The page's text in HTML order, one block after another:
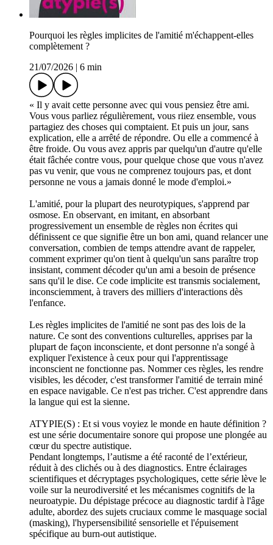
Pourquoi les règles implicites de l'amitié m'échappent-elles
complètement ?
21/07/2026
6 min
« Il y avait cette personne avec qui vous pensiez être ami.
Vous vous parliez régulièrement, vous riiez ensemble, vous
partagiez des choses qui comptaient. Et puis un jour, sans
explication, elle a arrêté de répondre. Ou elle a commencé à
être froide. Ou vous avez appris par quelqu'un d'autre qu'elle
était fâchée contre vous, pour quelque chose que vous n'avez
pas vu venir, que vous ne comprenez toujours pas, et dont
personne ne vous a jamais donné le mode d'emploi.»
L'amitié, pour la plupart des neurotypiques, s'apprend par
osmose. En observant, en imitant, en absorbant
progressivement un ensemble de règles non écrites qui
définissent ce que signifie être un bon ami, quand relancer une
conversation, combien de temps attendre avant de rappeler,
comment exprimer qu'on tient à quelqu'un sans paraître trop
insistant, comment décoder qu'un ami a besoin de présence
sans qu'il le dise. Ce code implicite est transmis socialement,
inconsciemment, à travers des milliers d'interactions dès
l'enfance.
Les règles implicites de l'amitié ne sont pas des lois de la
nature. Ce sont des conventions culturelles, apprises par la
plupart de façon inconsciente, et dont personne n'a songé à
expliquer l'existence à ceux pour qui l'apprentissage
inconscient ne fonctionne pas. Nommer ces règles, les rendre
visibles, les décoder, c'est transformer l'amitié de terrain miné
en espace navigable. Ce n'est pas tricher. C'est apprendre dans
la langue qui est la sienne.
ATYPIE(S) : Et si vous voyiez le monde en haute définition ?
est une série documentaire sonore qui propose une plongée au
cœur du spectre autistique.
Pendant longtemps, l’autisme a été raconté de l’extérieur,
réduit à des clichés ou à des diagnostics. Entre éclairages
scientifiques et décryptages psychologiques, cette série lève le
voile sur la neurodiversité et les mécanismes cognitifs de la
neuroatypie. Du dépistage précoce au diagnostic tardif à l'âge
adulte, abordez des sujets cruciaux comme le masquage social
(masking), l'hypersensibilité sensorielle et l'épuisement
spécifique au burn-out autistique.